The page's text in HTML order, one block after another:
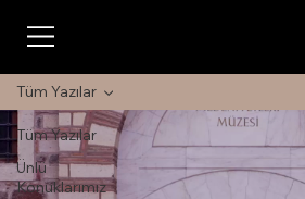
Tüm Yazılar
Ünlü
Konuklarımız
Tüm Yazılar